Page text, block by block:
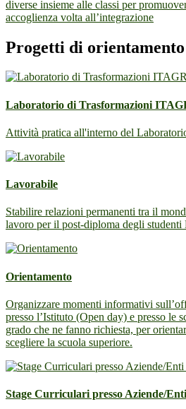
diverse insieme alle classi per
accoglienza volta all’integrazione
Progetti di orientamento
Laboratorio di Trasformazioni
Attività pratica all'interno del
Lavorabile
Stabilire relazioni permanenti tra il
lavoro per il post-diploma degli studenti
Orientamento
Organizzare momenti informativi
presso l’Istituto (Open day) e presso le
grado che ne fanno richiesta, per
scegliere la scuola superiore.
Stage Curriculari presso Aziende/